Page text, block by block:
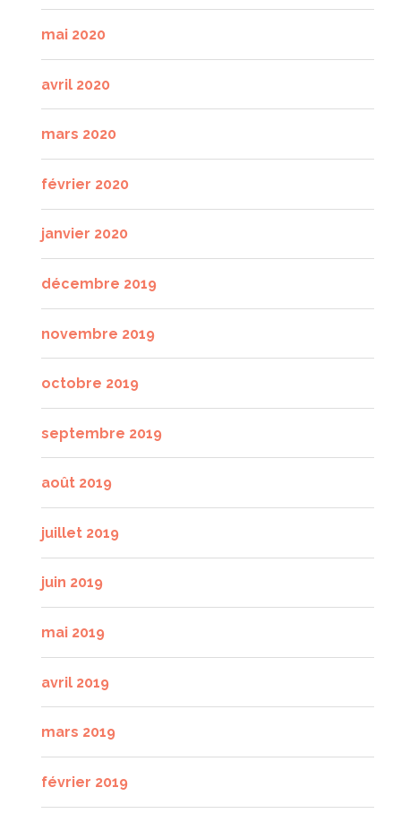
mai 2020
avril 2020
mars 2020
février 2020
janvier 2020
décembre 2019
novembre 2019
octobre 2019
septembre 2019
août 2019
juillet 2019
juin 2019
mai 2019
avril 2019
mars 2019
février 2019